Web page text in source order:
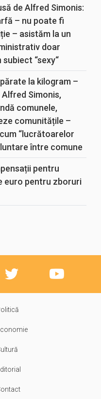
de Alfred Simonis:
– nu poate fi
– asistăm la un
doar
“sexy“
la kilogram –
Simonis,
comunele,
comunitățile –
“lucrătoarelor
între comune
pentru
euro pentru zboruri